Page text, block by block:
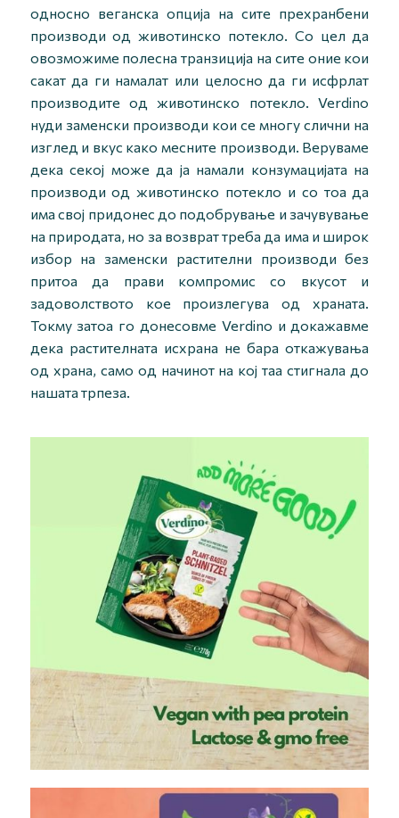
односно веганска опција на сите прехранбени
производи од животинско потекло. Со цел да
овозможиме полесна транзиција на сите оние кои
сакат да ги намалат или целосно да ги исфрлат
производите од животинско потекло. Verdino
нуди заменски производи кои се многу слични на
изглед и вкус како месните производи. Веруваме
дека секој може да ја намали конзумацијата на
производи од животинско потекло и со тоа да
има свој придонес до подобрување и зачувување
на природата, но за возврат треба да има и широк
избор на заменски растителни производи без
притоа да прави компромис со вкусот и
задоволството кое произлегува од храната.
Токму затоа го донесовме Verdino и докажавме
дека растителната исхрана не бара откажувања
од храна, само од начинот на кој таа стигнала до
нашата трпеза.